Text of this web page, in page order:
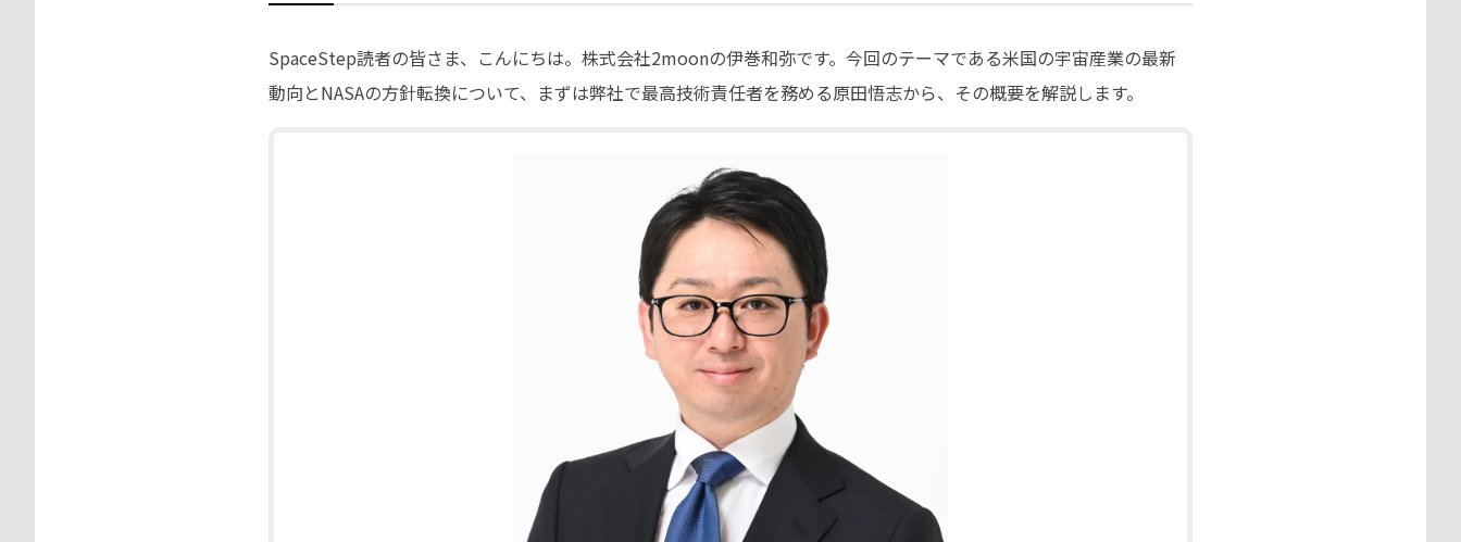
SpaceStep読者の皆さま、こんにちは。株式会社2moonの伊巻和弥です。今回のテーマである米国の宇宙産業の最新
動向とNASAの方針転換について、まずは弊社で最高技術責任者を務める原田悟志から、その概要を解説します。